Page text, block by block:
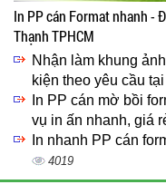
In PP cán Format nhanh -
Thạnh TPHCM
Nhận làm khung
kiện theo yêu cầu
In PP cán mờ bồi
vụ in ấn nhanh, giá
In nhanh PP cán
4019